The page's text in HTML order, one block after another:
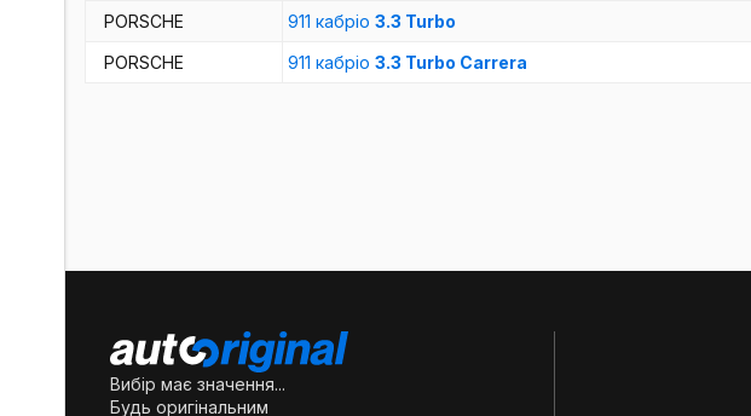
PORSCHE
911 кабріо 3.3 Turbo
PORSCHE
911 кабріо 3.3 Turbo Carrera
Вибір має значення...
Будь оригінальним